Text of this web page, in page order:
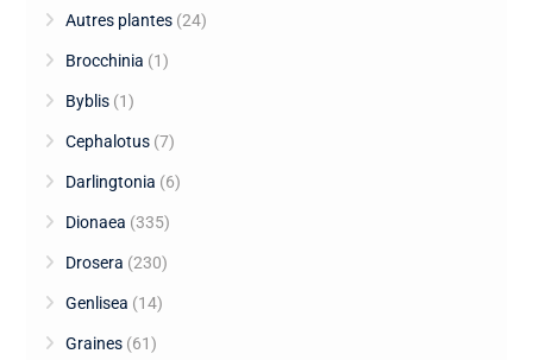
Autres plantes (24)
Brocchinia (1)
Byblis (1)
Cephalotus (7)
Darlingtonia (6)
Dionaea (335)
Drosera (230)
Genlisea (14)
Graines (61)